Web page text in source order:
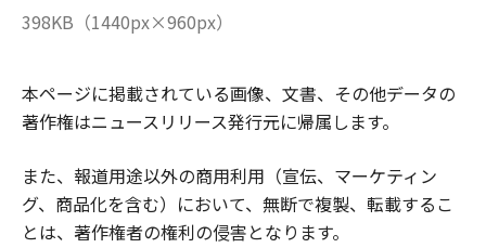
398KB（1440px×960px）
本ページに掲載されている画像、文書、その他データの
著作権はニュースリリース発行元に帰属します。
また、報道用途以外の商用利用（宣伝、マーケティン
グ、商品化を含む）において、無断で複製、転載するこ
とは、著作権者の権利の侵害となります。